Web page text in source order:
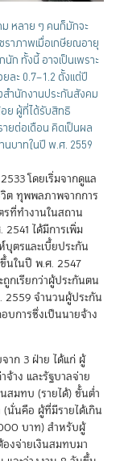
หลาย ๆ คนก็มักจะ
ราภาพเมื่อเกษียณอายุ
ก ทั้งนี้ อาจเป็นเพราะ
ละ 0.7–1.2 ตั้งแต่ปี
ำนักงานประกันสังคม
อย ผู้ที่ได้รับสิทธิ
ยต่อเดือน คิดเป็นผล
นบาทในปี พ.ศ. 2559
โดยเริ่มจากดูแล
ต ทุพพลภาพจากการ
ที่ทำงานในสถาน
ได้มีการเพิ่ม
ตรและเบี้ยประกัน
นในปี พ.ศ. 2547
กเรียกว่าผู้ประกันตน
2559 จำนวนผู้ประกัน
การซึ่งเป็นนายจ้าง
าก 3 ฝ่าย ได้แก่ ผู้
าง และรัฐบาลจ่าย
สมทบ (รายได้) ขั้นต่ำ
(นั่นคือ ผู้ที่มีรายได้เกิน
บาท) สำหรับผู้
งจ่ายเงินสมทบมา